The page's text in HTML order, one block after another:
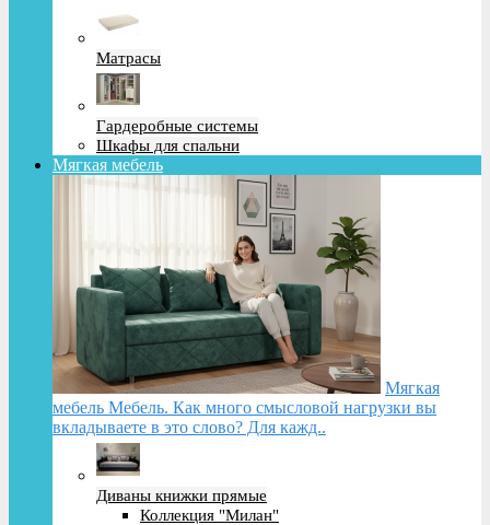
Матрасы
Гардеробные системы
Шкафы для спальни
Мягкая мебель
Мягкая
мебель Мебель. Как много смысловой нагрузки вы
вкладываете в это слово? Для кажд..
Диваны книжки прямые
Коллекция "Милан"